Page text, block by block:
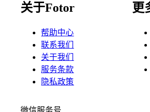
关于Fotor
帮助中心
联系我们
关于我们
服务条款
隐私政策
更
微信服务号